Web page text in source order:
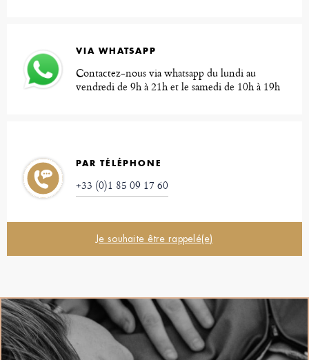
VIA WHATSAPP
Contactez-nous via whatsapp du lundi au
vendredi de 9h à 21h et le samedi de 10h à 19h
PAR TÉLÉPHONE
+33 (0)1 85 09 17 60
Je souhaite être rappelé(e)